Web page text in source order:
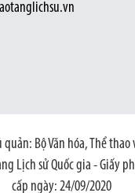
quản: Bộ Văn hóa, Thể thao
Lịch sử Quốc gia - Giấy
cấp ngày: 24/09/2020